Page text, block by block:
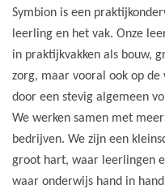
Symbion is een
leerling en het vak. Onze
in praktijkvakken als bouw,
zorg, maar vooral ook op de
door een stevig algemeen
We werken samen met
bedrijven. We zijn een
groot hart, waar leerlingen
waar onderwijs hand in